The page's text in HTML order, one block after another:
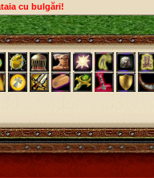
cu bulgări!